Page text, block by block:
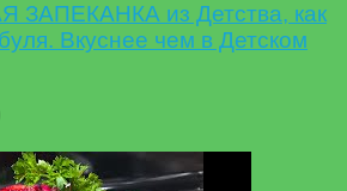
из Детства, как
Вкуснее чем в Детском